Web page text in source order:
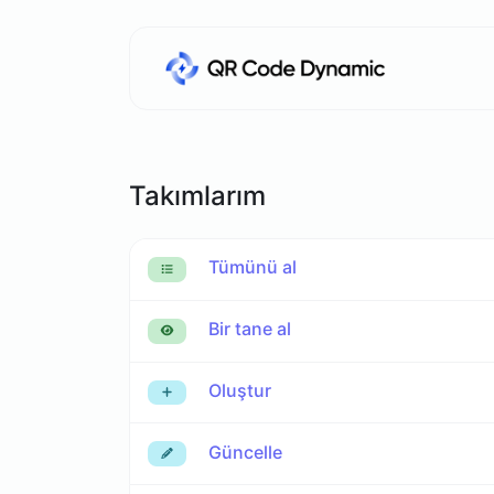
Takımlarım
Tümünü al
Bir tane al
Oluştur
Güncelle